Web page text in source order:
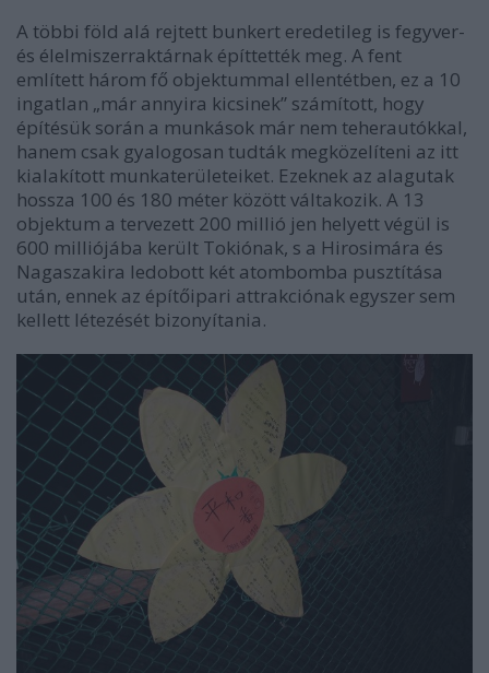
A többi föld alá rejtett bunkert eredetileg is fegyver-
és élelmiszerraktárnak építtették meg. A fent
említett három fő objektummal ellentétben, ez a 10
ingatlan „már annyira kicsinek” számított, hogy
építésük során a munkások már nem teherautókkal,
hanem csak gyalogosan tudták megközelíteni az itt
kialakított munkaterületeiket. Ezeknek az alagutak
hossza 100 és 180 méter között váltakozik. A 13
objektum a tervezett 200 millió jen helyett végül is
600 milliójába került Tokiónak, s a Hirosimára és
Nagaszakira ledobott két atombomba pusztítása
után, ennek az építőipari attrakciónak egyszer sem
kellett létezését bizonyítania.